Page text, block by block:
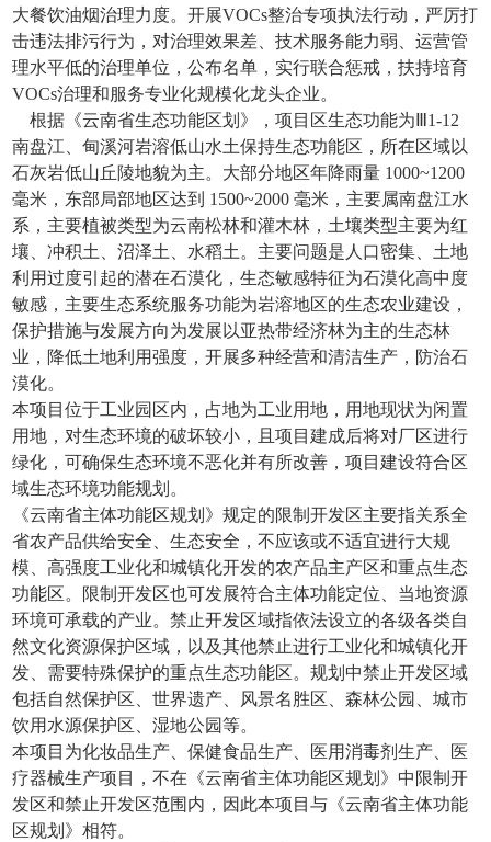
大餐饮油烟治理力度。开展VOCs整治专项执法行动，严厉打
击违法排污行为，对治理效果差、技术服务能力弱、运营管
理水平低的治理单位，公布名单，实行联合惩戒，扶持培育
VOCs治理和服务专业化规模化龙头企业。
根据《云南省生态功能区划》，项目区生态功能为Ⅲ1-12
南盘江、甸溪河岩溶低山水土保持生态功能区，所在区域以
石灰岩低山丘陵地貌为主。大部分地区年降雨量 1000~1200
毫米，东部局部地区达到 1500~2000 毫米，主要属南盘江水
系，主要植被类型为云南松林和灌木林，土壤类型主要为红
壤、冲积土、沼泽土、水稻土。主要问题是人口密集、土地
利用过度引起的潜在石漠化，生态敏感特征为石漠化高中度
敏感，主要生态系统服务功能为岩溶地区的生态农业建设，
保护措施与发展方向为发展以亚热带经济林为主的生态林
业，降低土地利用强度，开展多种经营和清洁生产，防治石
漠化。
本项目位于工业园区内，占地为工业用地，用地现状为闲置
用地，对生态环境的破坏较小，且项目建成后将对厂区进行
绿化，可确保生态环境不恶化并有所改善，项目建设符合区
域生态环境功能规划。
《云南省主体功能区规划》规定的限制开发区主要指关系全
省农产品供给安全、生态安全，不应该或不适宜进行大规
模、高强度工业化和城镇化开发的农产品主产区和重点生态
功能区。限制开发区也可发展符合主体功能定位、当地资源
环境可承载的产业。禁止开发区域指依法设立的各级各类自
然文化资源保护区域，以及其他禁止进行工业化和城镇化开
发、需要特殊保护的重点生态功能区。规划中禁止开发区域
包括自然保护区、世界遗产、风景名胜区、森林公园、城市
饮用水源保护区、湿地公园等。
本项目为化妆品生产、保健食品生产、医用消毒剂生产、医
疗器械生产项目，不在《云南省主体功能区规划》中限制开
发区和禁止开发区范围内，因此本项目与《云南省主体功能
区规划》相符。